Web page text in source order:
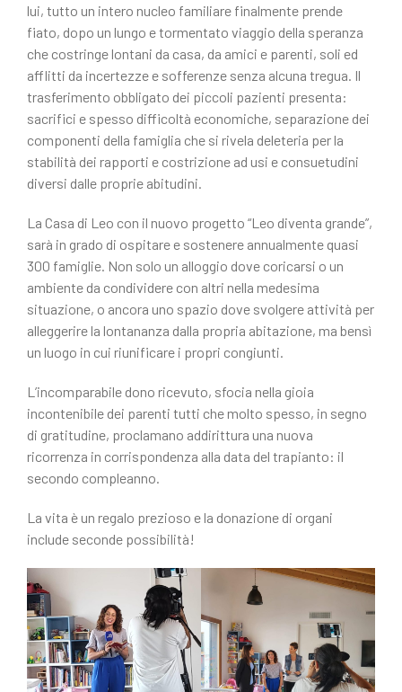
lui, tutto un intero nucleo familiare finalmente prende
fiato, dopo un lungo e tormentato viaggio della speranza
che costringe lontani da casa, da amici e parenti, soli ed
afflitti da incertezze e sofferenze senza alcuna tregua. Il
trasferimento obbligato dei piccoli pazienti presenta:
sacrifici e spesso difficoltà economiche, separazione dei
componenti della famiglia che si rivela deleteria per la
stabilità dei rapporti e costrizione ad usi e consuetudini
diversi dalle proprie abitudini.
La Casa di Leo con il nuovo progetto “Leo diventa grande”,
sarà in grado di ospitare e sostenere annualmente quasi
300 famiglie. Non solo un alloggio dove coricarsi o un
ambiente da condividere con altri nella medesima
situazione, o ancora uno spazio dove svolgere attività per
alleggerire la lontananza dalla propria abitazione, ma bensì
un luogo in cui riunificare i propri congiunti.
L’incomparabile dono ricevuto, sfocia nella gioia
incontenibile dei parenti tutti che molto spesso, in segno
di gratitudine, proclamano addirittura una nuova
ricorrenza in corrispondenza alla data del trapianto: il
secondo compleanno.
La vita è un regalo prezioso e la donazione di organi
include seconde possibilità!